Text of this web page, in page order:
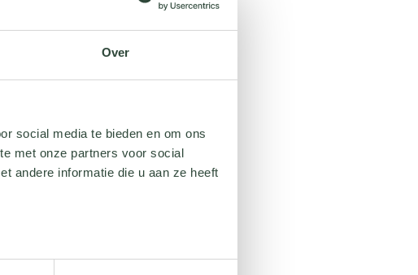
Over
social media te bieden en om ons
met onze partners voor social
andere informatie die u aan ze heeft